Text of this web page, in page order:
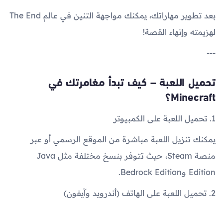
بعد تطوير مهاراتك، يمكنك مواجهة التنين في عالم The End
لهزيمته وإنهاء القصة!
---
تحميل اللعبة – كيف تبدأ مغامرتك في
Minecraft؟
1. تحميل اللعبة على الكمبيوتر
يمكنك تنزيل اللعبة مباشرة من الموقع الرسمي أو عبر
منصة Steam، حيث تتوفر بنسخ مختلفة مثل Java
Edition وBedrock Edition.
2. تحميل اللعبة على الهاتف (أندرويد وآيفون)